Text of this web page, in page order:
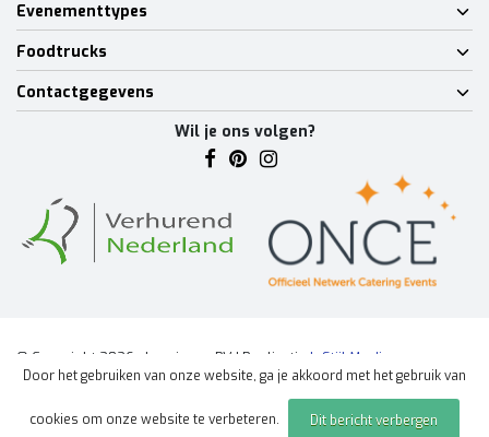
Evenementtypes
Foodtrucks
Contactgegevens
Wil je ons volgen?
© Copyright 2026 - Lumineux BV | Realisatie
InStijl Media
Algemene voorwaarden|Disclaimer|Privacy Policy|Sitemap |
Door het gebruiken van onze website, ga je akkoord met het gebruik van
cookies om onze website te verbeteren. Dit bericht verbergen